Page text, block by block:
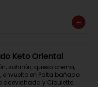
Keto Oriental
salmón, queso crema,
envuelto en Palta bañado
acevichada y Cibulette